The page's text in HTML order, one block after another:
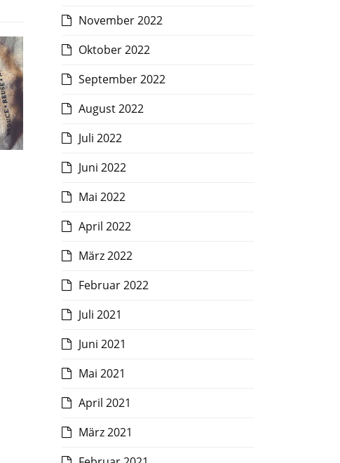
November 2022
Oktober 2022
September 2022
August 2022
Juli 2022
Juni 2022
Mai 2022
April 2022
März 2022
Februar 2022
Juli 2021
Juni 2021
Mai 2021
April 2021
März 2021